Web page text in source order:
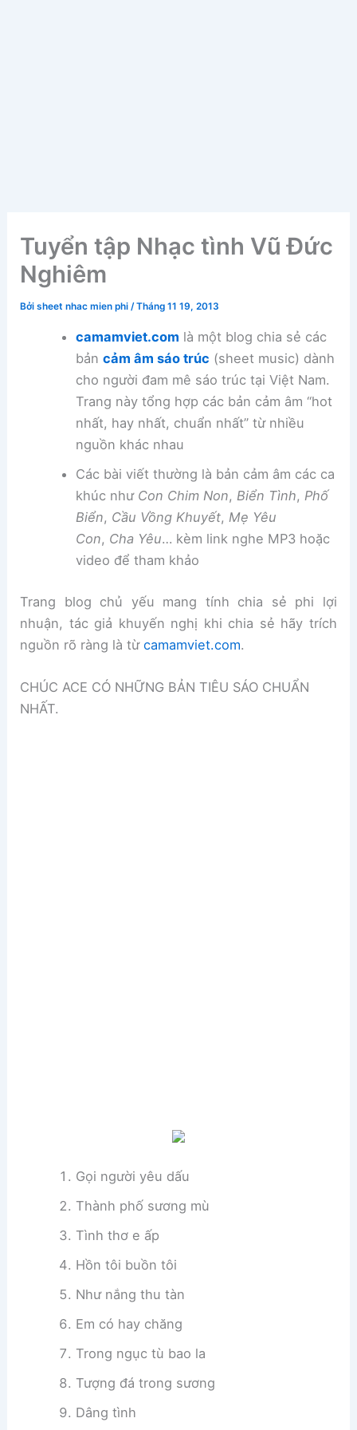
Tuyển tập Nhạc tình Vũ Đức
Nghiêm
Bởisheet nhac mien phi/Tháng 11 19, 2013
camamviet.com là một blog chia sẻ các
bản cảm âm sáo trúc (sheet music) dành
cho người đam mê sáo trúc tại Việt Nam.
Trang này tổng hợp các bản cảm âm “hot
nhất, hay nhất, chuẩn nhất” từ nhiều
nguồn khác nhau
Các bài viết thường là bản cảm âm các ca
khúc như Con Chim Non, Biển Tình, Phố
Biển, Cầu Vồng Khuyết, Mẹ Yêu
Con, Cha Yêu… kèm link nghe MP3 hoặc
video để tham khảo
Trang blog chủ yếu mang tính chia sẻ phi lợi
nhuận, tác giả khuyến nghị khi chia sẻ hãy trích
nguồn rõ ràng là từcamamviet.com.
CHÚC ACE CÓ NHỮNG BẢN TIÊU SÁO CHUẨN
NHẤT.
Gọi người yêu dấu
Thành phố sương mù
Tình thơ e ấp
Hồn tôi buồn tôi
Như nắng thu tàn
Em có hay chăng
Trong ngục tù bao la
Tượng đá trong sương
Dâng tình